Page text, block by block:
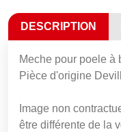
DESCRIPTION
Meche pour poele à
Pièce d'origine
Image non
être différente de la